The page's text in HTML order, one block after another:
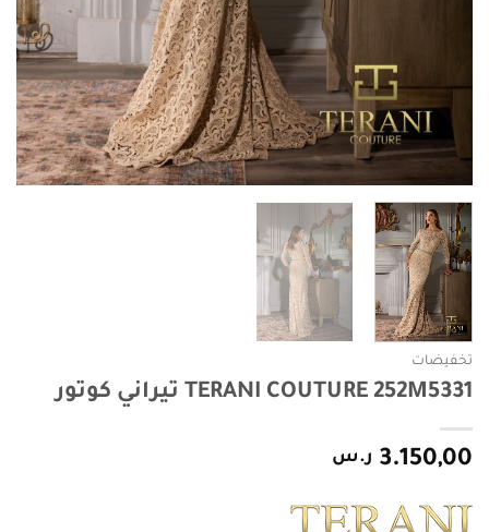
تخفيضات
TERANI COUTURE 252M5331 تيراني كوتور
3.150,00 ر.س